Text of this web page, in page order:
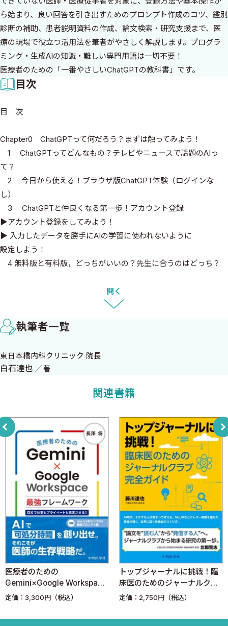
ら始まり、良い回答を引き出すためのプロンプト作成のコツ、鑑別
診断の補助、患者説明資料の作成、論文検索・研究支援まで、医
療の現場で役立つ活用法を筆者がやさしく解説します。プログラ
ミング・生成AIの知識・難しい専門用語は一切不要！
医療者のための「一番やさしいChatGPTの教科書」です。
目次
目 次
Chapter0 ChatGPTって何だろう？まずは触ってみよう！
1 ChatGPTってどんなもの？テレビやニュースで話題のAIっ
て？
2 今日から使える！ブラウザ版ChatGPT体験（ログインな
し）
3 ChatGPTと仲良くなる第一歩！アカウント登録
▶アカウント登録をしてみよう！
▶ 入力したデータを勝手にAIの学習に使われないように
設定しよう！
4 無料版と有料版，どっちがいいの？先生に合うのはどっち？
Column なぜ今，医師にChatGPTが重要なのか？ ～ AIが先生の診
Chapter1 ChatGPTと友達になろう！基本のキホン
▶ChatGPTとの会話のコツ 〜まるで優秀な秘書！プロンプトって
何？
▶まずは簡単なプロンプトで話しかけてみよう！
2 忙しい先生のためのChatGPT活用術【3つの鉄則】これだけ覚
えればOK！
▶【鉄則1】患者さんの個人情報は「絶対」に入力しない！
▶【鉄則2】 ChatGPTの答えは「ヒント」「たたき台」と心得
▶【鉄則3】最終的な医学的判断は「必ず」先生ご自身で！
Column ChatGPTは良き「壁打ち相手」？～業務外の悩みも，ち
ょっと話してみる～
Chapter2 ChatGPTは先生の秘書！日常業務を効率化
1 鑑別診断への活用と患者さん用資料作成
▶こんな感じで使ってみよう！
▶やってみよう！
▶もう一例！
▶使ってみてどう？
▶声でChatGPTを操る！
開く
執筆者一覧
東日本橋内科クリニック 院長
白石達也 著
関連書籍
医療者のための
Gemini×Google Workspace
最強フレームワーク DXで仕
る！
定価：3,300円（税込）
トップジャーナルに挑戦！臨
床医のためのジャーナルクラ
ブ完全ガイド
定価：2,750円（税込）